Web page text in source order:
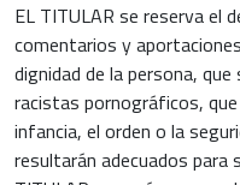
EL TITULAR se reserva el
comentarios y
dignidad de la persona,
racistas pornográficos,
infancia, el orden o la
resultarán adecuados para